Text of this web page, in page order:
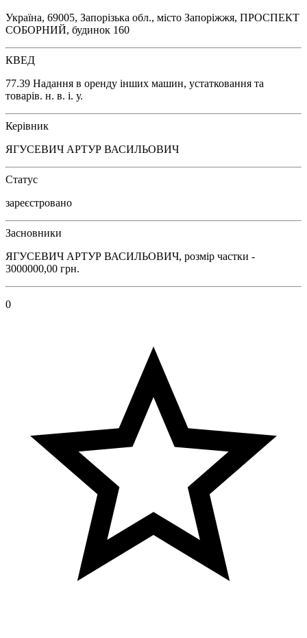
Україна, 69005, Запорізька обл., місто Запоріжжя, ПРОСПЕКТ
СОБОРНИЙ, будинок 160
КВЕД
77.39 Надання в оренду інших машин, устатковання та
товарів. н. в. і. у.
Керівник
ЯГУСЕВИЧ АРТУР ВАСИЛЬОВИЧ
Статус
зареєстровано
Засновники
ЯГУСЕВИЧ АРТУР ВАСИЛЬОВИЧ, розмір частки -
3000000,00 грн.
0